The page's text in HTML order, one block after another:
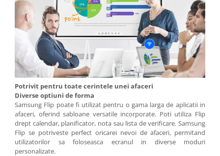
Potrivit pentru toate cerintele unei afaceri
Diverse optiuni de forma
Samsung Flip poate fi utilizat pentru o gama larga de aplicatii in
afaceri, oferind sabloane versatile incorporate. Poti utiliza Flip
drept calendar, planificator, nota sau lista de verificare. Samsung
Flip se potriveste perfect oricarei nevoi de afaceri, permitand
utilizatorilor sa foloseasca ecranul in diverse moduri
personalizate.